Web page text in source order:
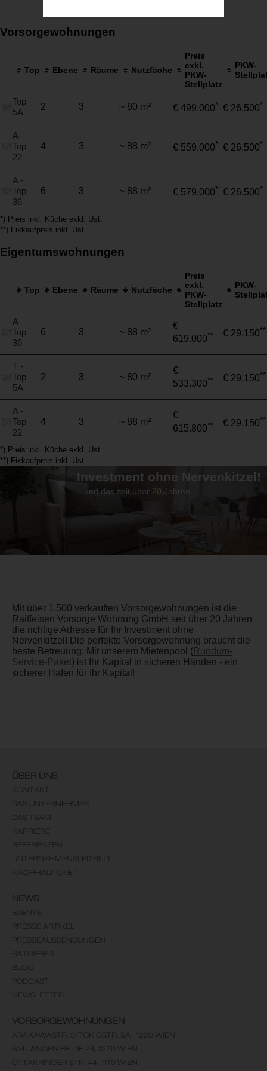
Vorsorgewohnungen
Top Ebene Räume Nutzfäche
Preis
exkl.
PKW-
Stellplatz
PKW-
Top
5A
2 3 ~ 80 m² € 499.000* € 26.500*
A -
Top
22
4 3 ~ 88 m² € 559.000* € 26.500*
A -
Top
36
6 3 ~ 88 m² € 579.000* € 26.500*
*) Preis inkl. Küche exkl. Ust.
**) Fixkaufpreis inkl. Ust.
Eigentumswohnungen
Top Ebene Räume Nutzfäche
Preis
exkl.
PKW-
Stellplatz
PKW-
A -
Top
36
6 3 ~ 88 m²
€
619.000** € 29.150**
T -
Top
5A
2 3 ~ 80 m²
€
533.300** € 29.150**
A -
Top
22
4 3 ~ 88 m²
€
615.800** € 29.150**
*) Preis inkl. Küche exkl. Ust.
**) Fixkaufpreis inkl. Ust.
Investment ohne Nervenkitzel!
...und das seit über 20 Jahren.
Mit über 1.500 verkauften Vorsorgewohnungen ist die
Raiffeisen Vorsorge Wohnung GmbH seit über 20 Jahren
die richtige Adresse für Ihr Investment ohne
Nervenkitzel! Die perfekte Vorsorgewohnung braucht die
beste Betreuung: Mit unserem Mietenpool (Rundum-
Service-Paket) ist Ihr Kapital in sicheren Händen - ein
sicherer Hafen für Ihr Kapital!
ÜBER UNS
KONTAKT
DAS UNTERNEHMEN
DAS TEAM
KARRIERE
REFERENZEN
UNTERNEHMENSLEITBILD
NACHHALTIGKEIT
NEWS
EVENTS
PRESSE ARTIKEL
PRESSEAUSSENDUNGEN
RATGEBER
BLOG
PODCAST
NEWSLETTER
VORSORGEWOHNUNGEN
ARAKAWASTR. 3/TOKIOSTR. 5A , 1220 WIEN
AM LANGEN FELDE 24, 1220 WIEN
OTTAKRINGER STR. 44, 1170 WIEN